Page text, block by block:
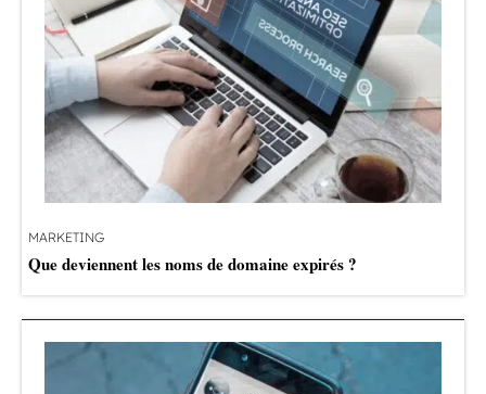
MARKETING
Que deviennent les noms de domaine expirés ?